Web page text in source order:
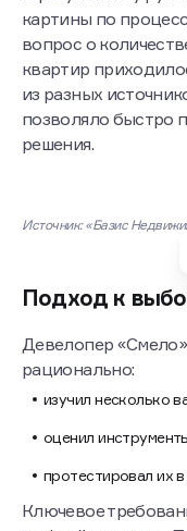
картины по
вопрос о
квартир
из разных
позволяло быстро
решения.
Источник: «Базис